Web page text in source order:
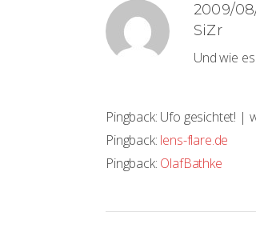
2009/
SiZr
Und wie
Pingback: Ufo gesichtet! |
Pingback: lens-flare.de
Pingback: OlafBathke